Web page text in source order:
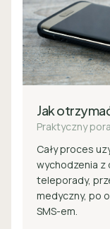
Jak
Praktyczny
Cały proces
wychodzenia z
teleporady,
medyczny, po
SMS-em.